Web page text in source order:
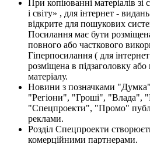
При копіюванні матеріалів
і світу» , для інтернет -
відкрите для пошукових
Посилання має бути
повного або часткового
Гіперпосилання ( для
розміщена в підзаголовку
матеріалу.
Новини з позначками
"Регіони", "Гроші", "Влада",
"Спецпроекти", "Промо"
реклами.
Розділ Спецпроекти
комерційними партнерами.